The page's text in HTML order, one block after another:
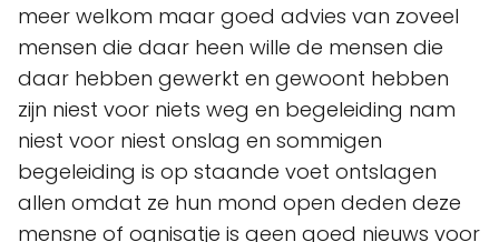
meer welkom maar goed advies van zoveel
mensen die daar heen wille de mensen die
daar hebben gewerkt en gewoont hebben
zijn niest voor niets weg en begeleiding nam
niest voor niest onslag en sommigen
begeleiding is op staande voet ontslagen
allen omdat ze hun mond open deden deze
mensne of ognisatje is geen goed nieuws voor